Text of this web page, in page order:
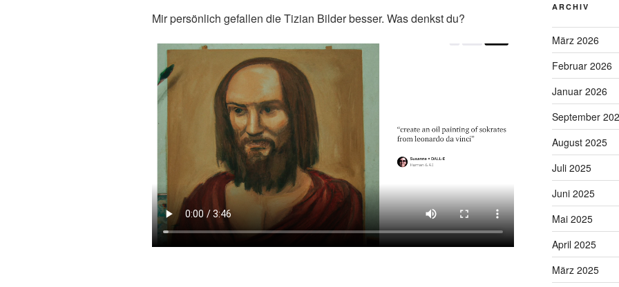
Mir persönlich gefallen die Tizian Bilder besser. Was denkst du?
ARCHIV
März 2026
Februar 2026
Januar 2026
September
August 2025
Juli 2025
Juni 2025
Mai 2025
April 2025
März 2025